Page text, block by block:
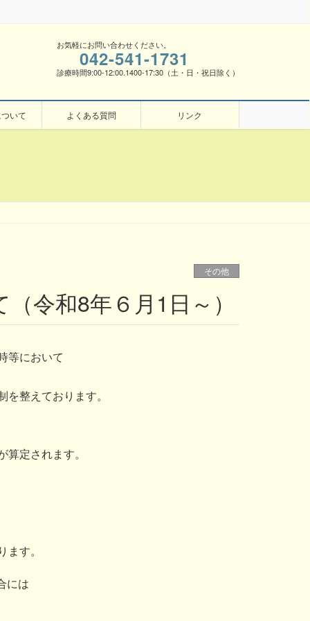
お気軽にお問い合わせください。
042-541-1731
診療時間9:00-12:00.1400-17:30（土・日・祝日除く）
いて よくある質問 リンク
その他
令和8年６月1日～）
等において
整えております。
定されます。
す。
には